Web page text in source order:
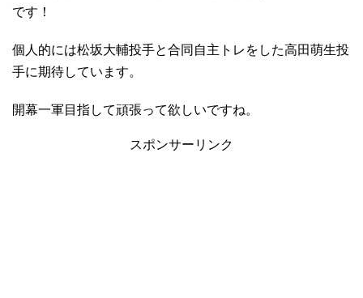
です！
個人的には松坂大輔投手と合同自主トレをした高田萌生投
手に期待しています。
開幕一軍目指して頑張って欲しいですね。
スポンサーリンク